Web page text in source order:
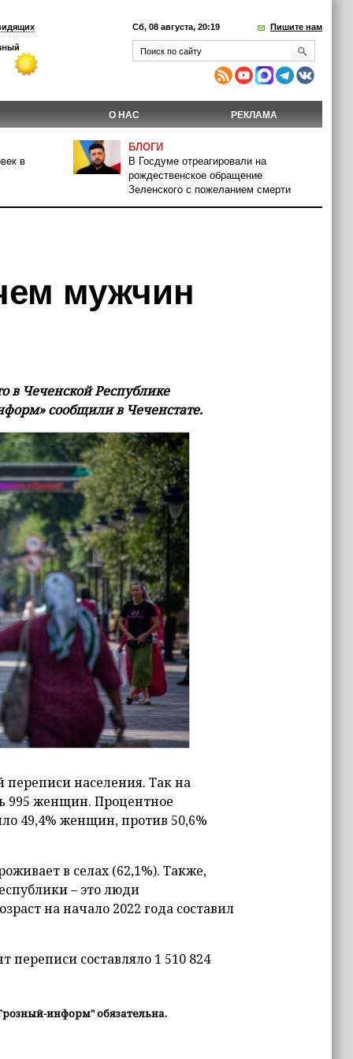
Сб, 08 августа, 20:19 Пишите нам
О НАС РЕКЛАМА
в
БЛОГИ
В Госдуме отреагировали на
рождественское обращение
Зеленского с пожеланием смерти
мужчин
в Чеченской Республике
сообщили в Чеченстате.
переписи населения. Так на
995 женщин. Процентное
49,4% женщин, против 50,6%
в селах (62,1%). Также,
– это люди
на начало 2022 года составил
составляло 1 510 824
информ" обязательна.